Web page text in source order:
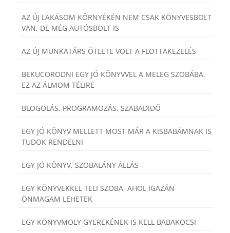
AZ ÚJ LAKÁSOM KÖRNYÉKÉN NEM CSAK KÖNYVESBOLT
VAN, DE MÉG AUTÓSBOLT IS
AZ ÚJ MUNKATÁRS ÖTLETE VOLT A FLOTTAKEZELÉS
BEKUCORODNI EGY JÓ KÖNYVVEL A MELEG SZOBÁBA,
EZ AZ ÁLMOM TÉLIRE
BLOGOLÁS, PROGRAMOZÁS, SZABADIDŐ
EGY JÓ KÖNYV MELLETT MOST MÁR A KISBABÁMNAK IS
TUDOK RENDELNI
EGY JÓ KÖNYV, SZOBALÁNY ÁLLÁS
EGY KÖNYVEKKEL TELI SZOBA, AHOL IGAZÁN
ÖNMAGAM LEHETEK
EGY KÖNYVMOLY GYEREKÉNEK IS KELL BABAKOCSI